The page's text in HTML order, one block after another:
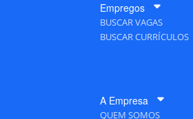
Empregos
BUSCAR VAGAS
BUSCAR CURRÍCULOS
A Empresa
QUEM SOMOS